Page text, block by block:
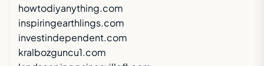
howtodiyanything.com
inspiringearthlings.com
investindependent.com
kralbozguncu1.com